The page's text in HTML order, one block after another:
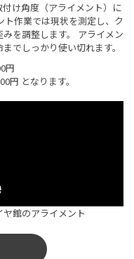
け角度（アライメント）に
ト作業では現状を測定し、ク
を調整します。 アライメン
でしっかり使い切れます。
円
円 となります。
館のアライメント